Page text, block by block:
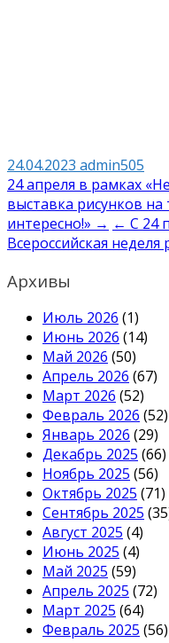
24.04.2023 admin505
Навигация
по
записям
24 апреля в рамках
выставка рисунков
интересно!» → ← С 24
Всероссийская
Архивы
Июль 2026 (1)
Июнь 2026 (14)
Май 2026 (50)
Апрель 2026 (67)
Март 2026 (52)
Февраль 2026 (52)
Январь 2026 (29)
Декабрь 2025 (66)
Ноябрь 2025 (56)
Октябрь 2025 (71)
Сентябрь 2025
Август 2025 (4)
Июнь 2025 (4)
Май 2025 (59)
Апрель 2025 (72)
Март 2025 (64)
Февраль 2025 (56)